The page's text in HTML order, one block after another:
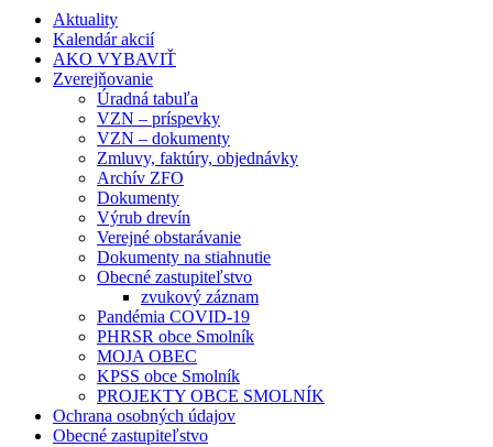
Aktuality
Kalendár akcií
AKO VYBAVIŤ
Zverejňovanie
Úradná tabuľa
VZN – príspevky
VZN – dokumenty
Zmluvy, faktúry, objednávky
Archív ZFO
Dokumenty
Výrub drevín
Verejné obstarávanie
Dokumenty na stiahnutie
Obecné zastupiteľstvo
zvukový záznam
Pandémia COVID-19
PHRSR obce Smolník
MOJA OBEC
KPSS obce Smolník
PROJEKTY OBCE SMOLNÍK
Ochrana osobných údajov
Obecné zastupiteľstvo